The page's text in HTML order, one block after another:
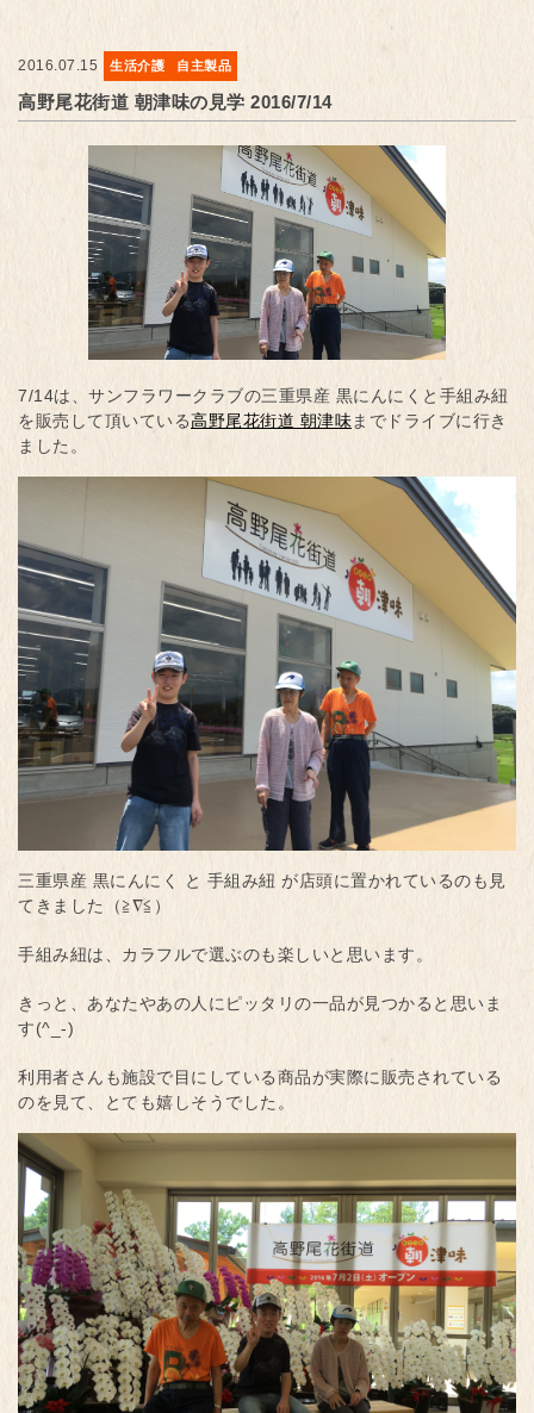
2016.07.15 生活介護 自主製品
高野尾花街道 朝津味の見学 2016/7/14
7/14は、サンフラワークラブの三重県産 黒にんにくと手組み紐
を販売して頂いている高野尾花街道 朝津味までドライブに行き
ました。
三重県産 黒にんにく と 手組み紐 が店頭に置かれているのも見
てきました（≧∇≦）
手組み紐は、カラフルで選ぶのも楽しいと思います。
きっと、あなたやあの人にピッタリの一品が見つかると思いま
す(^_-)
利用者さんも施設で目にしている商品が実際に販売されている
のを見て、とても嬉しそうでした。